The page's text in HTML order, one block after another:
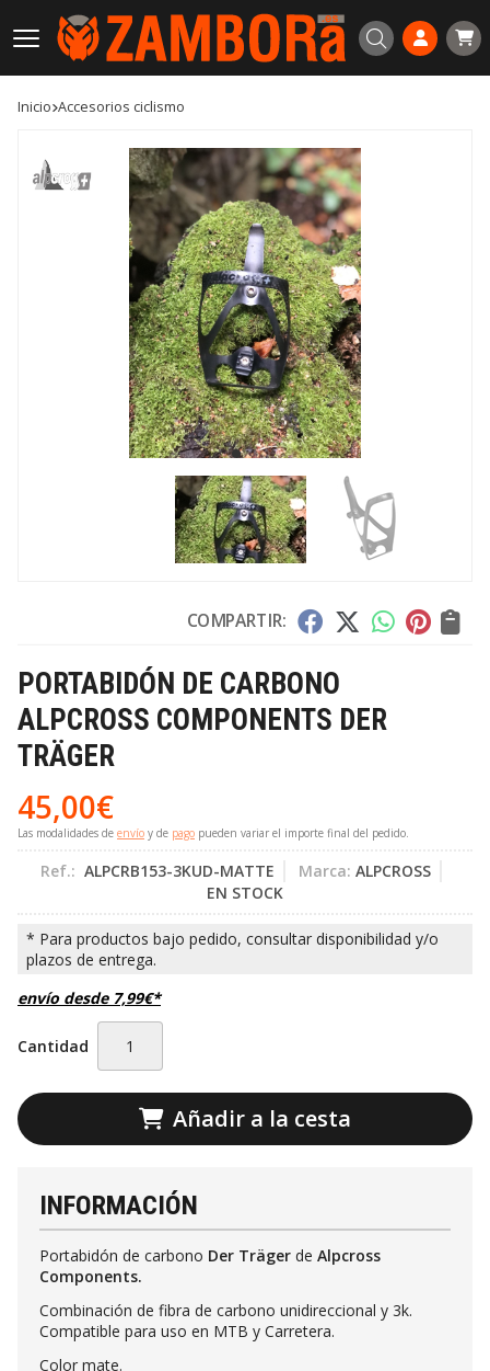
Buscar
Inicio accesorios ciclismo
COMPARTIR:
PORTABIDÓN DE CARBONO
ALPCROSS COMPONENTS DER
TRÄGER
45,00€
Las modalidades de envío y de pago pueden variar el importe final del pedido.
Ref.: ALPCRB153-3KUD-MATTE Marca: ALPCROSS
EN STOCK
envío desde 7,99€*
Cantidad
Añadir a la cesta
INFORMACIÓN
Portabidón de carbono Der Träger de Alpcross
Components.
Combinación de fibra de carbono unidireccional y 3k.
Compatible para uso en MTB y Carretera.
Color mate.